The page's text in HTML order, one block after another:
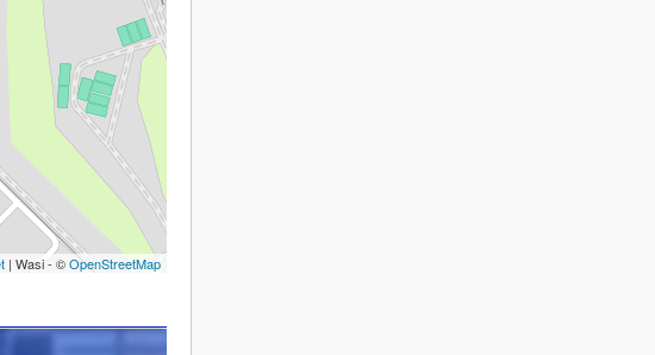
| Wasi - ©OpenStreetMap